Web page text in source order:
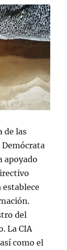
de las
apoyado
del
La CIA
como el